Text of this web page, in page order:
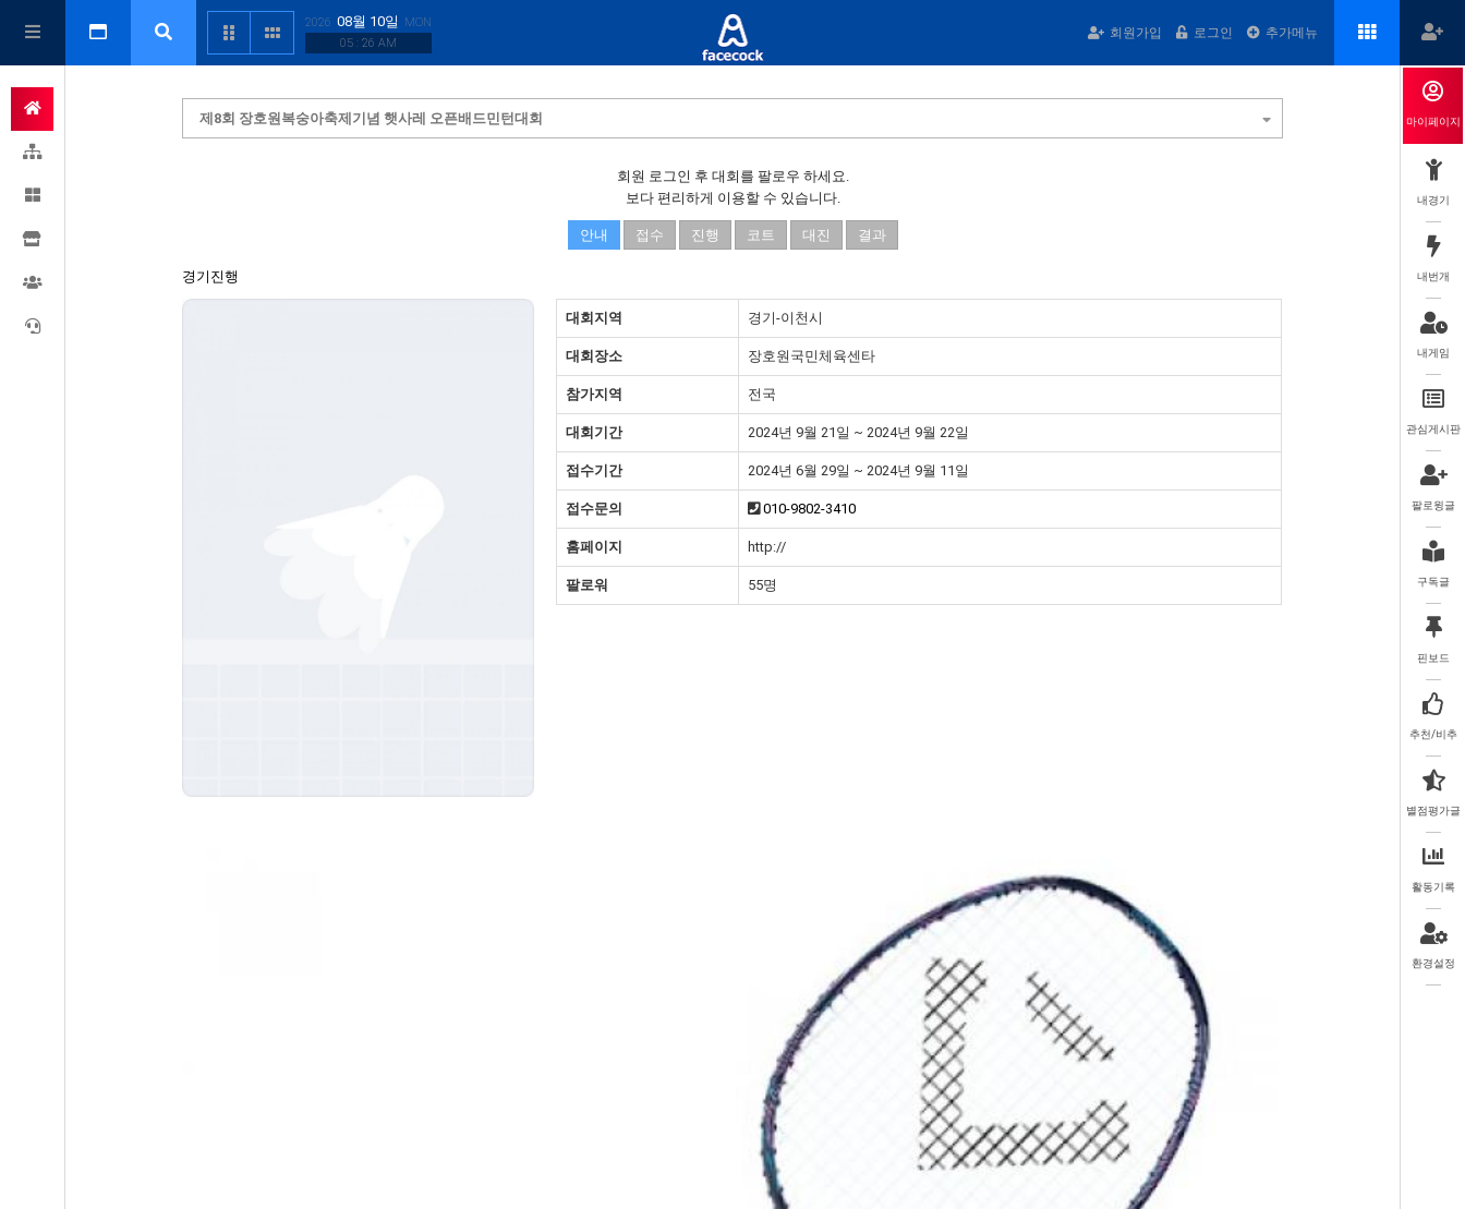
2026 08월 10일
MON
05 : 26 AM
회원가입 로그인 추가메뉴
제8회 장호원복숭아축제기념 햇사레 오픈배드민턴대회
회원 로그인 후 대회를 팔로우 하세요.
보다 편리하게 이용할 수 있습니다.
안내 접수 진행 코트 대진 결과
경기진행
대회지역 경기-이천시
대회장소 장호원국민체육센타
참가지역 전국
대회기간 2024년 9월 21일 ~ 2024년 9월 22일
접수기간 2024년 6월 29일 ~ 2024년 9월 11일
접수문의 010-9802-3410
홈페이지 http://
팔로워 55명
마이페이지
내경기
내번개
내게임
관심게시판
팔로윙글
구독글
핀보드
추천/비추
별점평가글
활동기록
환경설정